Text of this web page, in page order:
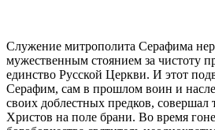
Служение митрополита Серафима
мужественным стоянием за чистоту
единство Русской Церкви. И этот
Серафим, сам в прошлом воин и
своих доблестных предков, совершал
Христов на поле брани. Во время